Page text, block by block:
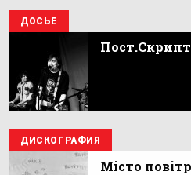
ДОСЬЕ
ДИСКОГРАФИЯ
Місто